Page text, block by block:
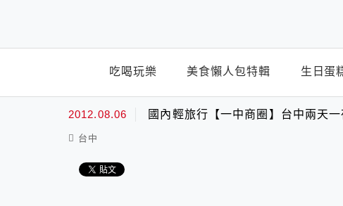
吃喝玩樂 美食懶人包特輯 生日蛋
2012.08.06 國內輕旅行【一中商圈】台中兩天
台中